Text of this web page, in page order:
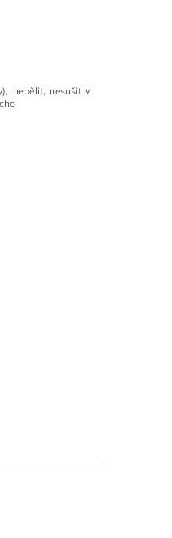
nebělit, nesušit v